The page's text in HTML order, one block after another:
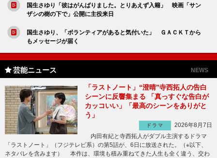
国生さゆり「彼はがんばりました。とりあえず入籍」 映画「サン
ザシの樹の下で」公開に主役来日
国生さゆり、「ボランティアがあると気付いた」 ＧＡＣＫＴから
もメッセージが届く
芸能ニュース NEWS
「ラストノート」“澄晴”寺西拓人の告白
シーンに反響集まる 「真っすぐな告白が
カッコいい」「最高のシーンをありがと
う」
ドラマ
2026年8月7日
内田有紀と寺西拓人がダブル主演するドラマ
「ラストノート」（フジテレビ系）の第5話が、6日に放送された。（※以下、
ネタバレを含みます） 本作は、環境も積み重ねてきた人生も全く違う、交わ